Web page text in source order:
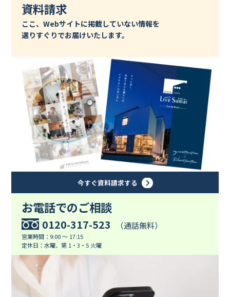
資料請求
ここ、Webサイトに掲載していない情報を
選りすぐりでお届けいたします。
今すぐ資料請求する
お電話でのご相談
0120-317-523 （通話無料）
営業時間：9:00 ～ 17:15
定休日：水曜、第 1・3・5 火曜